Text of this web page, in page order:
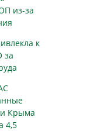
из-за
к
за
Крыма
4,5